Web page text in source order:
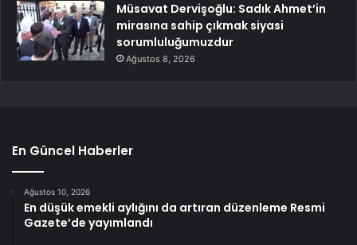
Müsavat Dervişoğlu: Sadık Ahmet’in
mirasına sahip çıkmak siyasi
sorumluluğumuzdur
Ağustos 8, 2026
En Güncel Haberler
Ağustos 10, 2026
En düşük emekli aylığını da artıran düzenleme Resmi
Gazete’de yayımlandı